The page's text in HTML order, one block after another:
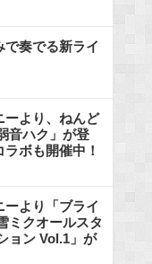
奏でる新ライ
ーより、ねんど
音ハク」が登
ボも開催中！
ーより「ブライ
ミクオールスタ
ョン Vol.1」が